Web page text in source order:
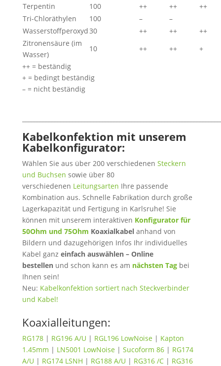
Terpentin
100 ++ ++
++
Tri-Chloräthylen
100 –
–
Wasserstoffperoxyd30 ++ ++
++
Zitronensäure (im
Wasser)
10 ++ ++
+
++ = beständig
+ = bedingt beständig
– = nicht beständig
Kabelkonfektion mit unserem
Kabelkonfigurator:
Wählen Sie aus über 200 verschiedenen Steckern
und Buchsen sowie über 80
verschiedenen Leitungsarten Ihre passende
Kombination aus. Schnelle Fabrikation durch große
Lagerkapazität und Fertigung in Karlsruhe! Sie
können mit unserem interaktiven Konfigurator für
50Ohm und 75Ohm Koaxialkabel anhand von
Bildern und dazugehörigen Infos Ihr individuelles
Kabel ganz einfach auswählen – Online
bestellenund schon kann es am nächsten Tagbei
Ihnen sein!
Neu: Kabelkonfektion sortiert nach Steckverbinder
und Kabel!
Koaxialleitungen:
RG178| RG196 A/U | RGL196 LowNoise| Kapton
1.45mm | LN5001 LowNoise| Sucoform 86| RG174
A/U | RG174 LSNH | RG188 A/U | RG316 /C| RG316